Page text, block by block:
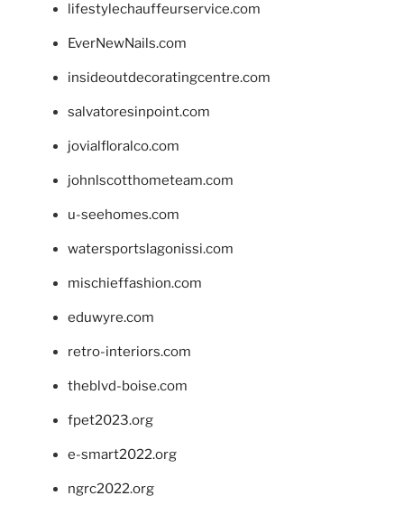
lifestylechauffeurservice.com
EverNewNails.com
insideoutdecoratingcentre.com
salvatoresinpoint.com
jovialfloralco.com
johnlscotthometeam.com
u-seehomes.com
watersportslagonissi.com
mischieffashion.com
eduwyre.com
retro-interiors.com
theblvd-boise.com
fpet2023.org
e-smart2022.org
ngrc2022.org